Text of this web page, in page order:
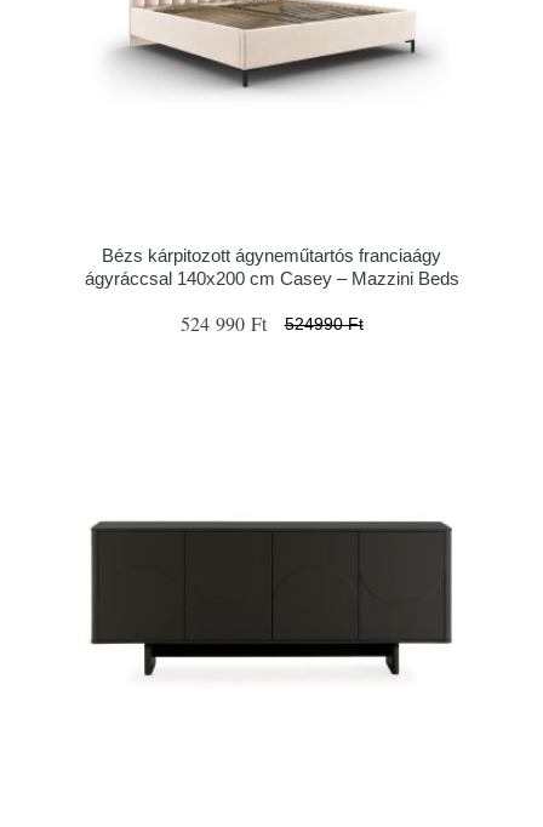
Bézs kárpitozott ágyneműtartós franciaágy
ágyráccsal 140x200 cm Casey – Mazzini Beds
524 990 Ft 524990 Ft